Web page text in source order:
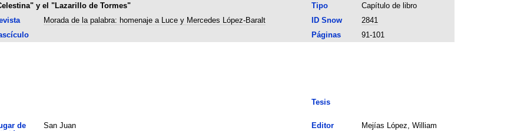
y el "Lazarillo de Tormes" Tipo
Capítulo de libro
Morada de la palabra: homenaje a Luce y Mercedes López-Baralt ID Snow
2841
Páginas
91-101
Tesis
de
San Juan Editor Mejías López, William